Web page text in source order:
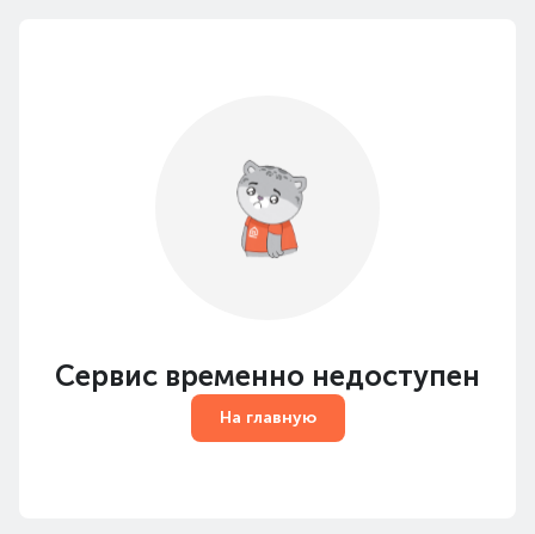
Сервис временно недоступен
На главную